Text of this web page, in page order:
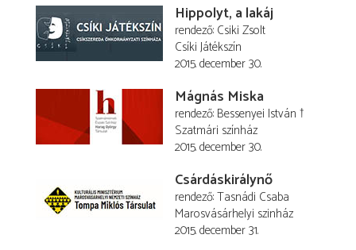
Hippolyt, a lakáj
rendező Csiki Zsolt
Csíki Játékszín
2015. december 30.
Mágnás Miska
rendező Bessenyei István †
Szatmári színház
2015. december 30.
Csárdáskirálynő
rendező Tasnádi Csaba
Marosvásárhelyi szinház
2015. december 31.